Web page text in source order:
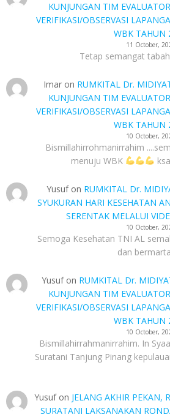
KUNJUNGAN TIM
VERIFIKASI/OBSERVASI
WBK TAHUN
11 October,
Tetap semangat
Imar on RUMKITAL Dr.
KUNJUNGAN TIM
VERIFIKASI/OBSERVASI
WBK TAHUN
10 October,
Bismillahirrohmanirrahim
menuju WBK
Yusufon RUMKITAL Dr.
SYUKURAN HARI KESEHATAN
SERENTAK MELALUI
10 October,
Semoga Kesehatan TNI AL
dan
Yusufon RUMKITAL Dr.
KUNJUNGAN TIM
VERIFIKASI/OBSERVASI
WBK TAHUN
10 October,
Bismillahirrahmanirrahim. In
Suratani Tanjung Pinang
Yusufon JELANG AKHIR PEKAN,
SURATANI LAKSANAKAN